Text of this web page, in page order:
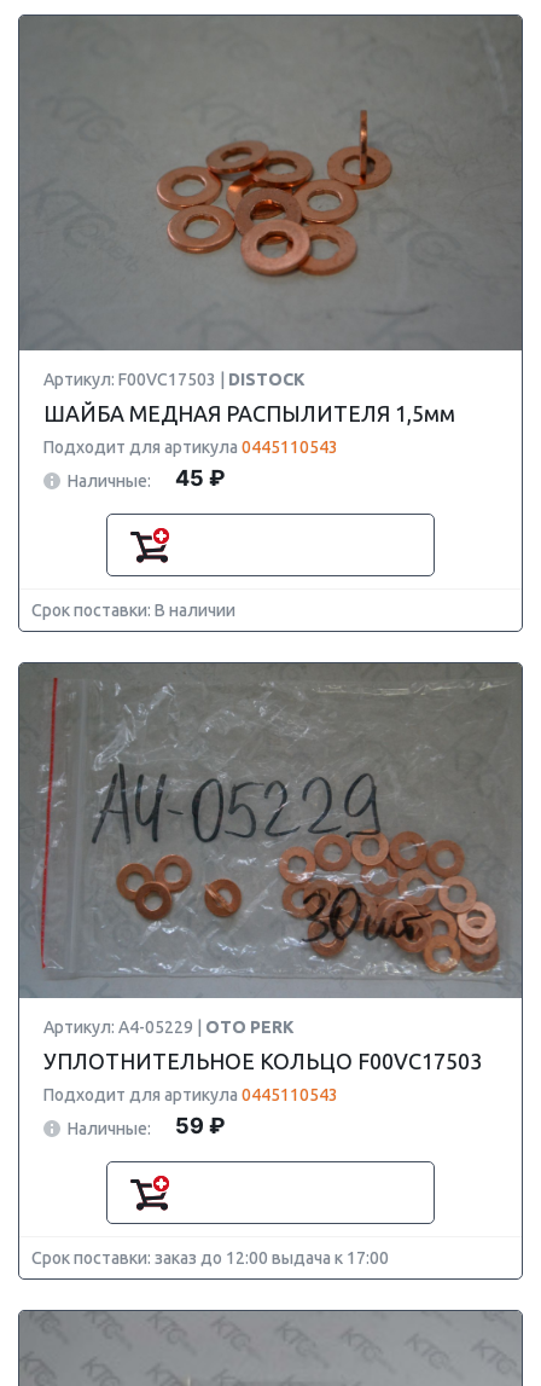
Артикул: F00VC17503 | DISTOCK
ШАЙБА МЕДНАЯ РАСПЫЛИТЕЛЯ 1,5мм
Подходит для артикула 0445110543
Наличные:
45 ₽
Срок поставки: В наличии
Артикул: A4-05229 | OTO PERK
УПЛОТНИТЕЛЬНОЕ КОЛЬЦО F00VC17503
Подходит для артикула 0445110543
Наличные:
59 ₽
Срок поставки: заказ до 12:00 выдача к 17:00